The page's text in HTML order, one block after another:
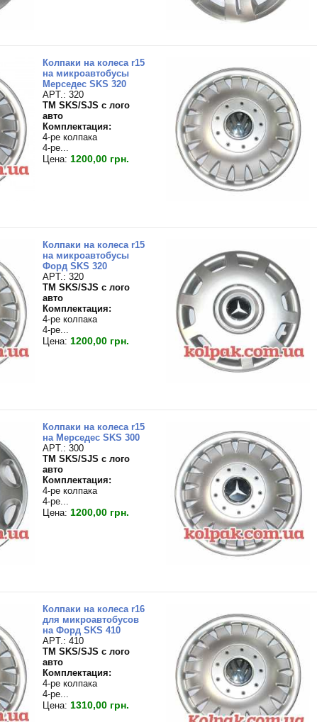
Колпаки на колеса r15
на микроавтобусы
Мерседес SKS 320
APT.: 320
TM SKS/SJS с лого
авто
Комплектация:
4-ре колпака
4-ре...
Цена: 1200,00 грн.
Колпаки на колеса r15
на микроавтобусы
Форд SKS 320
APT.: 320
TM SKS/SJS с лого
авто
Комплектация:
4-ре колпака
4-ре...
Цена: 1200,00 грн.
Колпаки на колеса r15
на Мерседес SKS 300
APT.: 300
TM SKS/SJS с лого
авто
Комплектация:
4-ре колпака
4-ре...
Цена: 1200,00 грн.
Колпаки на колеса r16
для микроавтобусов
на Форд SKS 410
APT.: 410
TM SKS/SJS с лого
авто
Комплектация:
4-ре колпака
4-ре...
Цена: 1310,00 грн.